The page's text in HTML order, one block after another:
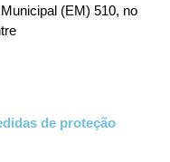
(EM) 510, no
de proteção